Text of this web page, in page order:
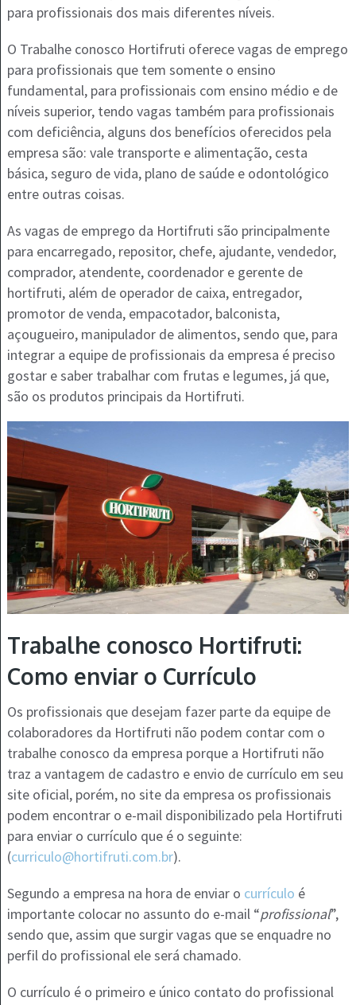
para profissionais dos mais diferentes níveis.
O Trabalhe conosco Hortifruti oferece vagas de emprego
para profissionais que tem somente o ensino
fundamental, para profissionais com ensino médio e de
níveis superior, tendo vagas também para profissionais
com deficiência, alguns dos benefícios oferecidos pela
empresa são: vale transporte e alimentação, cesta
básica, seguro de vida, plano de saúde e odontológico
entre outras coisas.
As vagas de emprego da Hortifruti são principalmente
para encarregado, repositor, chefe, ajudante, vendedor,
comprador, atendente, coordenador e gerente de
hortifruti, além de operador de caixa, entregador,
promotor de venda, empacotador, balconista,
açougueiro, manipulador de alimentos, sendo que, para
integrar a equipe de profissionais da empresa é preciso
gostar e saber trabalhar com frutas e legumes, já que,
são os produtos principais da Hortifruti.
Trabalhe conosco Hortifruti:
Como enviar o Currículo
Os profissionais que desejam fazer parte da equipe de
colaboradores da Hortifruti não podem contar com o
trabalhe conosco da empresa porque a Hortifruti não
traz a vantagem de cadastro e envio de currículo em seu
site oficial, porém, no site da empresa os profissionais
podem encontrar o e-mail disponibilizado pela Hortifruti
para enviar o currículo que é o seguinte:
(curriculo@hortifruti.com.br).
Segundo a empresa na hora de enviar o currículo é
importante colocar no assunto do e-mail “profissional”,
sendo que, assim que surgir vagas que se enquadre no
perfil do profissional ele será chamado.
O currículo é o primeiro e único contato do profissional